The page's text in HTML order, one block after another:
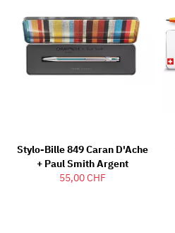
Stylo-Bille 849 Caran D'Ache
+ Paul Smith Argent
55,00 CHF